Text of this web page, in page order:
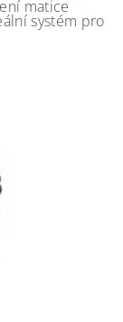
matice
systém pro